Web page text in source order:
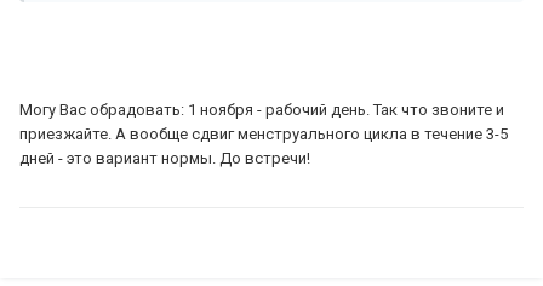
Могу Вас обрадовать: 1 ноября - рабочий день. Так что звоните и
приезжайте. А вообще сдвиг менструального цикла в течение 3-5
дней - это вариант нормы. До встречи!